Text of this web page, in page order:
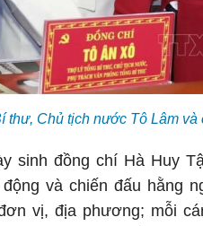
thư, Chủ tịch nước Tô Lâm
sinh đồng chí Hà Huy
và chiến đấu hằng
vị, địa phương; mỗi